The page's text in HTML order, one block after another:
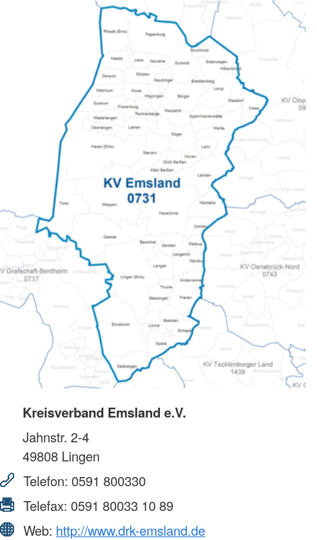
Kreisverband Emsland e.V.
Jahnstr. 2-4
49808 Lingen
Telefon: 0591 800330
Telefax: 0591 80033 10 89
Web: http://www.drk-emsland.de